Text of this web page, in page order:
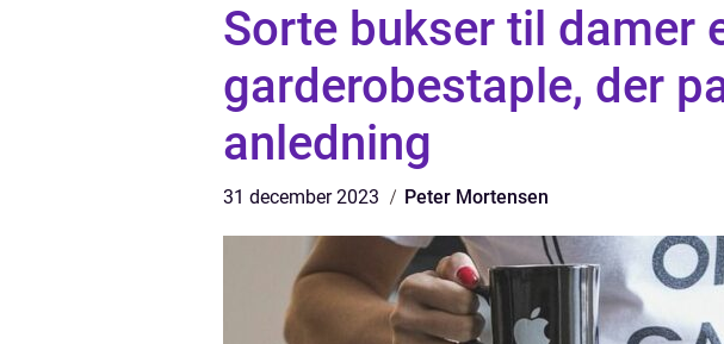
Sorte bukser til damer
garderobestaple, der
anledning
31 december 2023 Peter Mortensen